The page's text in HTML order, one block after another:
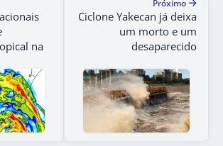
na
Próximo
Ciclone Yakecan já deixa
um morto e um
desaparecido